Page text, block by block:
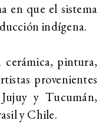
en que el sistema
indígena.
cerámica, pintura,
provenientes
y Tucumán,
y Chile.